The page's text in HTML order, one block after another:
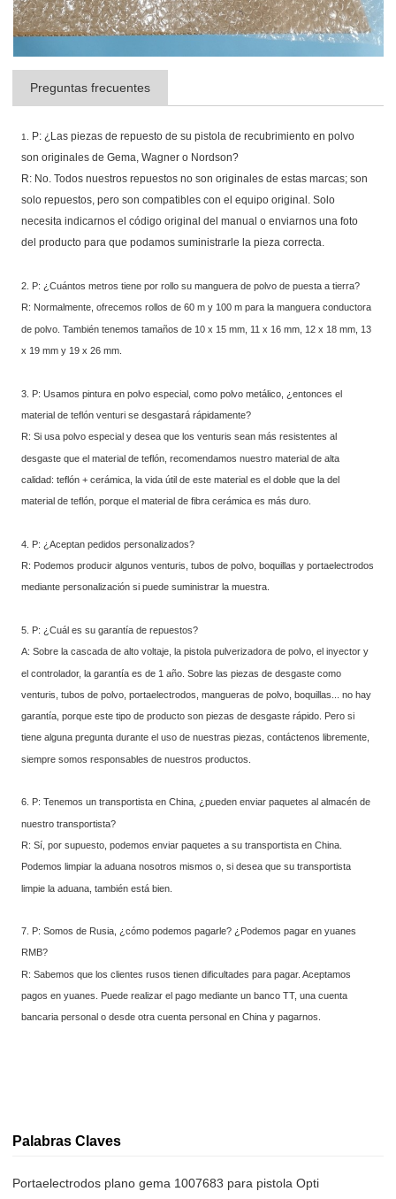
Preguntas frecuentes
1.
P: ¿Las piezas de repuesto de su pistola de recubrimiento en polvo
son originales de Gema, Wagner o Nordson?
R: No. Todos nuestros repuestos no son originales de estas marcas; son
solo repuestos, pero son compatibles con el equipo original. Solo
necesita indicarnos el código original del manual o enviarnos una foto
del producto para que podamos suministrarle la pieza correcta.
2. P: ¿Cuántos metros tiene por rollo su manguera de polvo de puesta a tierra?
R: Normalmente, ofrecemos rollos de 60 m y 100 m para la manguera conductora
de polvo. También tenemos tamaños de 10 x 15 mm, 11 x 16 mm, 12 x 18 mm, 13
x 19 mm y 19 x 26 mm.
3. P: Usamos pintura en polvo especial, como polvo metálico, ¿entonces el
material de teflón venturi se desgastará rápidamente?
R: Si usa polvo especial y desea que los venturis sean más resistentes al
desgaste que el material de teflón, recomendamos nuestro material de alta
calidad: teflón + cerámica, la vida útil de este material es el doble que la del
material de teflón, porque el material de fibra cerámica es más duro.
4. P: ¿Aceptan pedidos personalizados?
R: Podemos producir algunos venturis, tubos de polvo, boquillas y portaelectrodos
mediante personalización si puede suministrar la muestra.
5. P: ¿Cuál es su garantía de repuestos?
A: Sobre la cascada de alto voltaje, la pistola pulverizadora de polvo, el inyector y
el controlador, la garantía es de 1 año. Sobre las piezas de desgaste como
venturis, tubos de polvo, portaelectrodos, mangueras de polvo, boquillas... no hay
garantía, porque este tipo de producto son piezas de desgaste rápido. Pero si
tiene alguna pregunta durante el uso de nuestras piezas, contáctenos libremente,
siempre somos responsables de nuestros productos.
6. P: Tenemos un transportista en China, ¿pueden enviar paquetes al almacén de
nuestro transportista?
R: Sí, por supuesto, podemos enviar paquetes a su transportista en China.
Podemos limpiar la aduana nosotros mismos o, si desea que su transportista
limpie la aduana, también está bien.
7. P: Somos de Rusia, ¿cómo podemos pagarle? ¿Podemos pagar en yuanes
RMB?
R: Sabemos que los clientes rusos tienen dificultades para pagar. Aceptamos
pagos en yuanes. Puede realizar el pago mediante un banco TT, una cuenta
bancaria personal o desde otra cuenta personal en China y pagarnos.
Palabras Claves
Portaelectrodos plano gema 1007683 para pistola Opti